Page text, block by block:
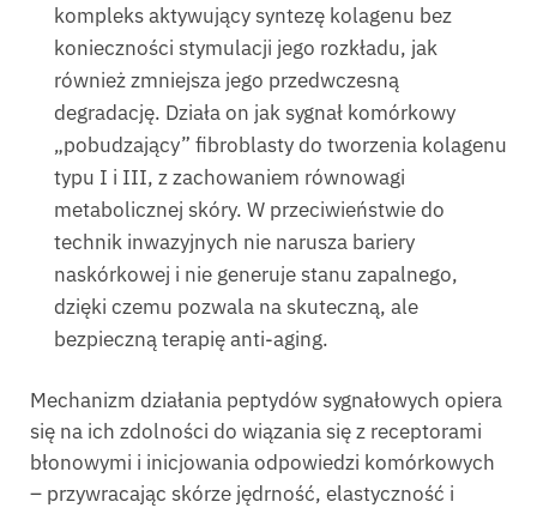
kompleks aktywujący syntezę kolagenu bez
konieczności stymulacji jego rozkładu, jak
również zmniejsza jego przedwczesną
degradację. Działa on jak sygnał komórkowy
„pobudzający” fibroblasty do tworzenia kolagenu
typu I i III, z zachowaniem równowagi
metabolicznej skóry. W przeciwieństwie do
technik inwazyjnych nie narusza bariery
naskórkowej i nie generuje stanu zapalnego,
dzięki czemu pozwala na skuteczną, ale
bezpieczną terapię anti-aging.
Mechanizm działania peptydów sygnałowych opiera
się na ich zdolności do wiązania się z receptorami
błonowymi i inicjowania odpowiedzi komórkowych
– przywracając skórze jędrność, elastyczność i